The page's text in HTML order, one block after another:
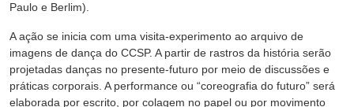
Paulo e Berlim).
A ação se inicia com uma visita-experimento ao arquivo de
imagens de dança do CCSP. A partir de rastros da história serão
projetadas danças no presente-futuro por meio de discussões e
práticas corporais. A performance ou “coreografia do futuro” será
elaborada por escrito, por colagem no papel ou por movimento